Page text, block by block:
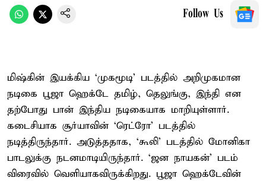
Follow Us
மிஷ்கின் இயக்கிய ‘முகமூடி’ படத்தில் அறிமுகமான
நடிகை பூஜா ஹெக்டே தமிழ், தெலுங்கு, இந்தி என
தற்போது பான் இந்திய நடிகையாக மாறியுள்ளார்.
கடைசியாக சூர்யாவின் ‘ரெட்ரோ’ படத்தில்
நடித்திருந்தார். அடுத்ததாக, ‘கூலி’ படத்தில் மோனிகா
பாடலுக்கு நடனமாடியிருந்தார். ‘ஜன நாயகன்’ படம்
விரைவில் வெளியாகவிருக்கிறது. பூஜா ஹெக்டேவின்